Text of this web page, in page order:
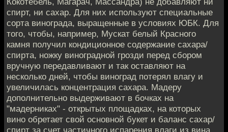
спирт, ни сахар. Для них используют специальные
сорта винограда, выращенные в условиях ЮБК. Для
того, чтобы, например, Мускат белый Красного
камня получил кондиционное содержание сахара/
спирта, ножку виноградной грозди перед сбором
вручную передавливают и так оставляют на
несколько дней, чтобы виноград потерял влагу и
увеличилась концентрация сахара. Мадеру
дополнительно выдерживают в бочках на
"мадерниках" - открытых площадках, на которых
вино обретает свой основной букет и баланс сахар/
спирт за счет частичного испарения влаги из вина